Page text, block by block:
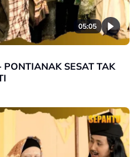
05:05
PONTIANAK SESAT TAK